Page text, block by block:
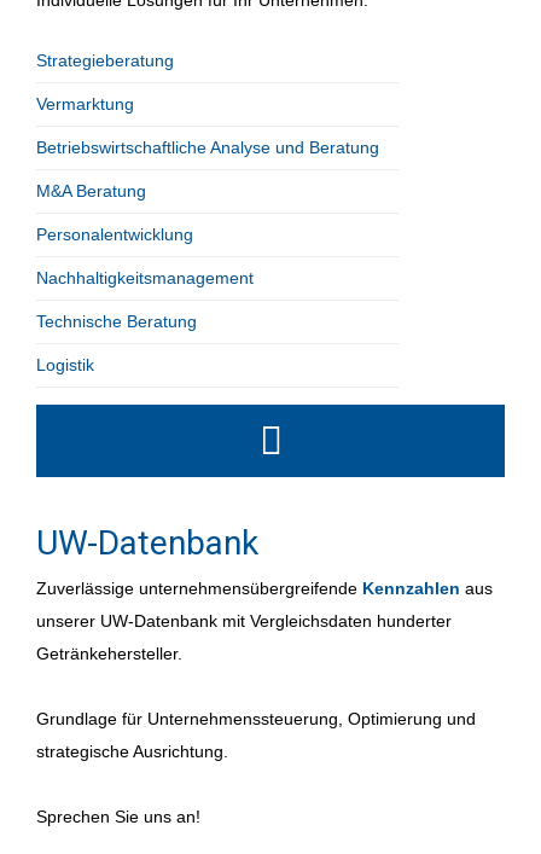
Strategieberatung
Vermarktung
Betriebswirtschaftliche Analyse und Beratung
M&A Beratung
Personalentwicklung
Nachhaltigkeitsmanagement
Technische Beratung
Logistik
UW-Datenbank
Zuverlässige unternehmensübergreifende Kennzahlen aus
unserer UW-Datenbank mit Vergleichsdaten hunderter
Getränkehersteller.
Grundlage für Unternehmenssteuerung, Optimierung und
strategische Ausrichtung.
Sprechen Sie uns an!